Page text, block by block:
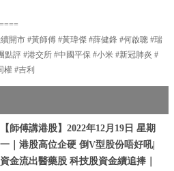
開市 #黃師傅 #黃瑋傑 #薛健鋒 #何啟聰 #瑞
評 #港交所 #中國平保 #小米 #新冠肺炎 #
權 #吉利
【師傅講港股】2022年12月19日 星期
一｜港股高位企硬 倒V型股份唔好吼|
資金流出醫藥股 科技股資金續追捧｜